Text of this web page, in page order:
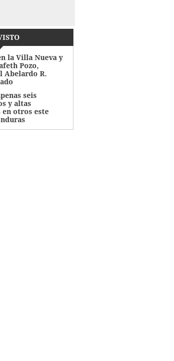
la Villa Nueva y
Pozo,
Abelardo R.
seis
y altas
otros este